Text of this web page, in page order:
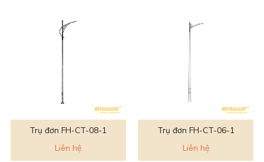
Trụ đơn FH-CT-08-1
Liên hệ
Trụ đơn FH-CT-06-1
Liên hệ